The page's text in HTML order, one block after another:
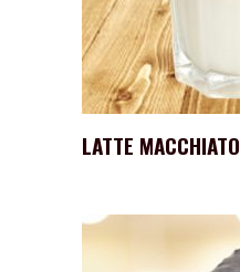
LATTE MACCHIATO